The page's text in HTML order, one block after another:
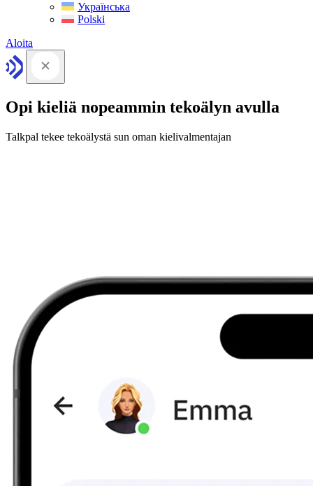
Українська
Polski
Aloita
Opi kieliä nopeammin tekoälyn avulla
Talkpal tekee tekoälystä sun oman kielivalmentajan